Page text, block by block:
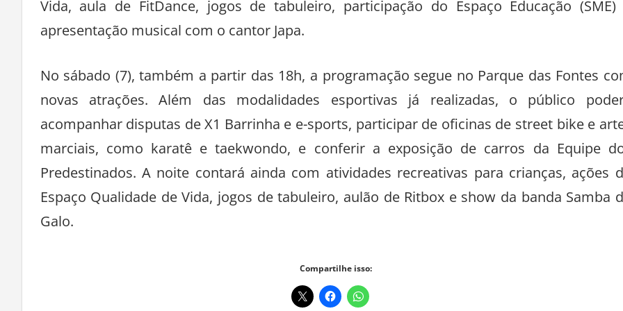
Vida, aula de FitDance, jogos de tabuleiro, participação do Espaço Educação (SME)
apresentação musical com o cantor Japa.
No sábado (7), também a partir das 18h, a programação segue no Parque das Fontes
novas atrações. Além das modalidades esportivas já realizadas, o público
acompanhar disputas de X1 Barrinha e e-sports, participar de oficinas de street bike e
marciais, como karatê e taekwondo, e conferir a exposição de carros da Equipe
Predestinados. A noite contará ainda com atividades recreativas para crianças, ações
Espaço Qualidade de Vida, jogos de tabuleiro, aulão de Ritbox e show da banda Samba
Galo.
Compartilhe isso: